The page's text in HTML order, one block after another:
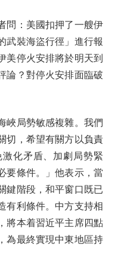
：美國扣押了一艘伊
武裝海盜行徑」進行報
美停火安排將於明天到
論？對停火安排面臨破
局勢敏感複雜。我們
切，希望有關方以負責
化矛盾、加劇局勢緊
要條件。」他表示，當
鍵階段，和平窗口既已
有利條件。中方支持相
將本着習近平主席四點
為最終實現中東地區持